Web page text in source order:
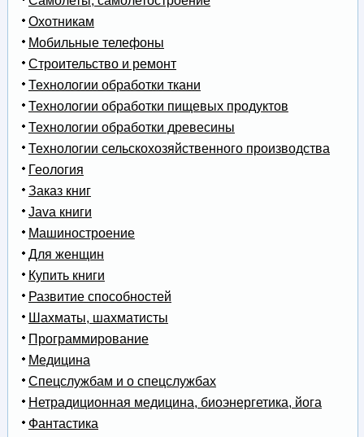
Охотникам
Мобильные телефоны
Строительство и ремонт
Технологии обработки ткани
Технологии обработки пищевых продуктов
Технологии обработки древесины
Технологии сельскохозяйственного производства
Геология
Заказ книг
Java книги
Машиностроение
Для женщин
Купить книги
Развитие способностей
Шахматы, шахматисты
Программирование
Медицина
Спецслужбам и о спецслужбах
Нетрадиционная медицина, биоэнергетика, йога
Фантастика